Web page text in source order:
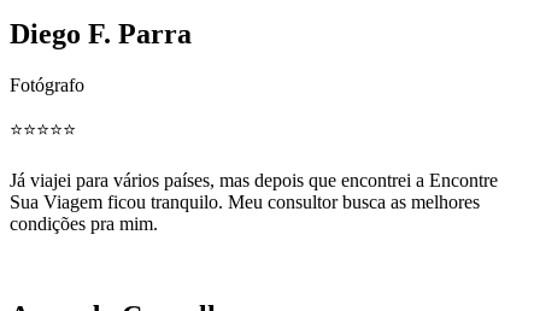
Diego F. Parra
Fotógrafo
⭐️⭐️⭐️⭐️⭐️
Já viajei para vários países, mas depois que encontrei a Encontre
Sua Viagem ficou tranquilo. Meu consultor busca as melhores
condições pra mim.